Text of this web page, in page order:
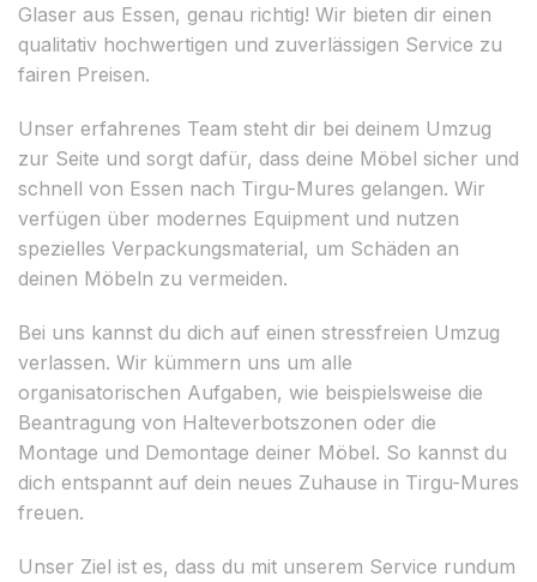
Glaser aus Essen, genau richtig! Wir bieten dir einen
qualitativ hochwertigen und zuverlässigen Service zu
fairen Preisen.
Unser erfahrenes Team steht dir bei deinem Umzug
zur Seite und sorgt dafür, dass deine Möbel sicher und
schnell von Essen nach Tirgu-Mures gelangen. Wir
verfügen über modernes Equipment und nutzen
spezielles Verpackungsmaterial, um Schäden an
deinen Möbeln zu vermeiden.
Bei uns kannst du dich auf einen stressfreien Umzug
verlassen. Wir kümmern uns um alle
organisatorischen Aufgaben, wie beispielsweise die
Beantragung von Halteverbotszonen oder die
Montage und Demontage deiner Möbel. So kannst du
dich entspannt auf dein neues Zuhause in Tirgu-Mures
freuen.
Unser Ziel ist es, dass du mit unserem Service rundum